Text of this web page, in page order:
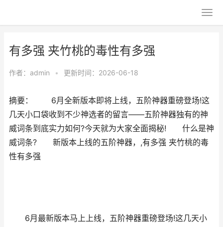
有多强 夹竹桃的毒性有多强
作者： admin • 更新时间：2026-06-18
摘要： 6月全新版本即将上线，五阶神器重磅登场!这
几天小口袋收到不少神选者的留言——五阶神器独有的神
威词条到底实力如何?今天就为大家全面揭秘! 什么是神
威词条? 新版本上线的五阶神器，,有多强 夹竹桃的毒
性有多强
6月最新版本马上上线，五阶神器重磅登场!这几天小